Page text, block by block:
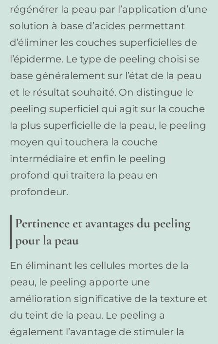
régénérer la peau par l’application d’une
solution à base d’acides permettant
d’éliminer les couches superficielles de
l’épiderme. Le type de peeling choisi se
base généralement sur l’état de la peau
et le résultat souhaité. On distingue le
peeling superficiel qui agit sur la couche
la plus superficielle de la peau, le peeling
moyen qui touchera la couche
intermédiaire et enfin le peeling
profond qui traitera la peau en
profondeur.
Pertinence et avantages du peeling
pour la peau
En éliminant les cellules mortes de la
peau, le peeling apporte une
amélioration significative de la texture et
du teint de la peau. Le peeling a
également l’avantage de stimuler la